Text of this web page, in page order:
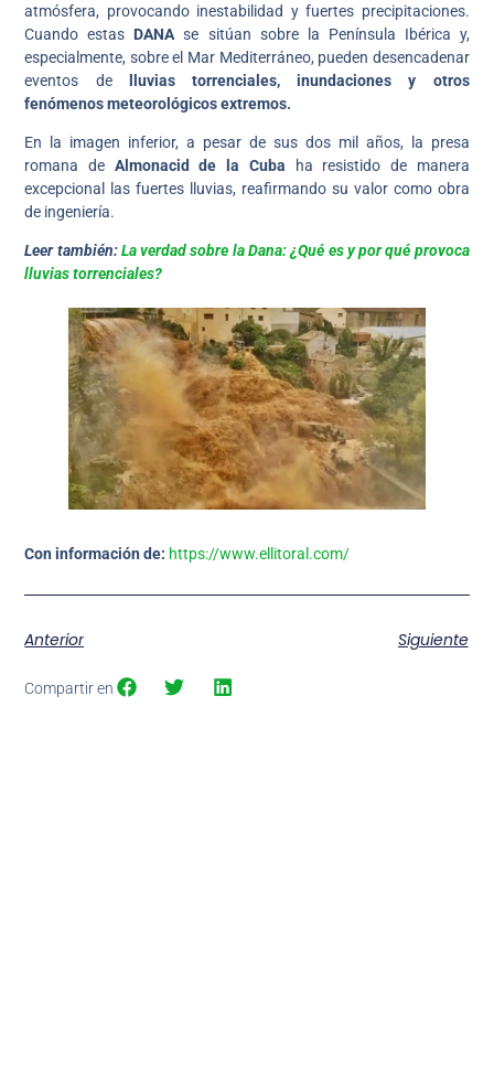
atmósfera, provocando inestabilidad y fuertes precipitaciones.
Cuando estas DANA se sitúan sobre la Península Ibérica y,
especialmente, sobre el Mar Mediterráneo, pueden desencadenar
eventos de
lluvias torrenciales, inundaciones y otros
fenómenos meteorológicos extremos.
En la imagen inferior, a pesar de sus dos mil años, la presa
romana de Almonacid de la Cuba ha resistido de manera
excepcional las fuertes lluvias, reafirmando su valor como obra
de ingeniería.
Leer también:La verdad sobre la Dana: ¿Qué es y por qué provoca
lluvias torrenciales?
Con información de: https://www.ellitoral.com/
Anterior Siguiente
Compartir en